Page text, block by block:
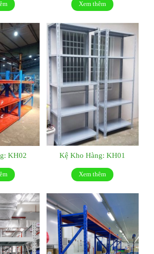
Xem thêm
KH02 Kệ Kho Hàng: KH01
Xem thêm